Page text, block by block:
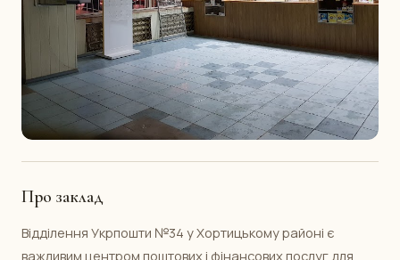
Про заклад
Відділення Укрпошти №34 у Хортицькому районі є
важливим центром поштових і фінансових послуг для